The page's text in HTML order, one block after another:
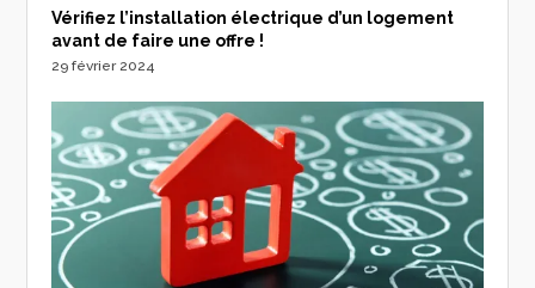
Vérifiez l’installation électrique d’un logement
avant de faire une offre !
29 février 2024